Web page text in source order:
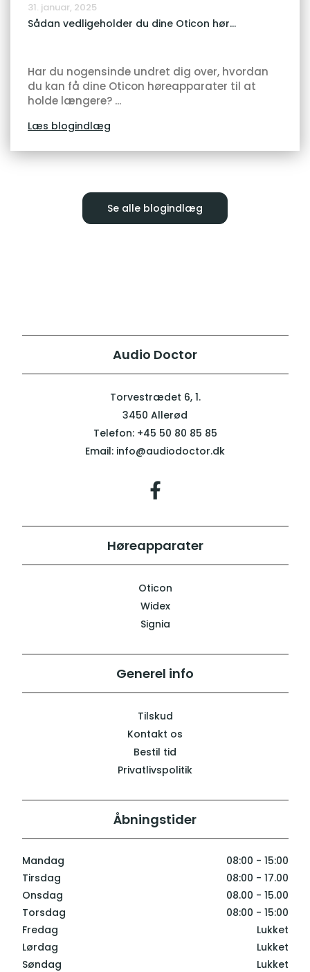
31. januar, 2025
Sådan vedligeholder du dine Oticon hør...
Har du nogensinde undret dig over, hvordan
du kan få dine Oticon høreapparater til at
holde længere? ...
Læs blogindlæg
Se alle blogindlæg
Audio Doctor
Torvestrædet 6, 1.
3450 Allerød
Telefon: +45 50 80 85 85
Email: info@audiodoctor.dk
Høreapparater
Oticon
Widex
Signia
Generel info
Tilskud
Kontakt os
Bestil tid
Privatlivspolitik
Åbningstider
Mandag
08:00 - 15:00
Tirsdag
08:00 - 17.00
Onsdag
08.00 - 15.00
Torsdag
08:00 - 15:00
Fredag
Lukket
Lørdag
Lukket
Søndag
Lukket